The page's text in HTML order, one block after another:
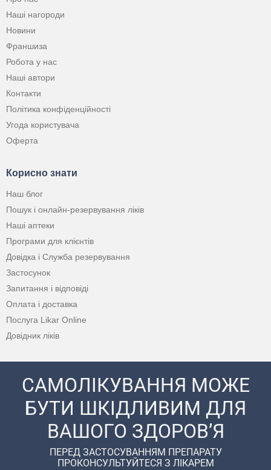
Наші нагороди
Новини
Франшиза
Робота у нас
Наші автори
Контакти
Політика конфіденційності
Угода користувача
Оферта
Корисно знати
Наш блог
Пошук і онлайн-резервування ліків
Наші аптеки
Програми для клієнтів
Довідка і Служба резервування
Застосунок
Запитання і відповіді
Оплата і доставка
Послуга Likar Online
Довідник ліків
САМОЛІКУВАННЯ МОЖЕ
БУТИ ШКІДЛИВИМ ДЛЯ
ВАШОГО ЗДОРОВ’Я
ПЕРЕД ЗАСТОСУВАННЯМ ПРЕПАРАТУ
ПРОКОНСУЛЬТУЙТЕСЯ З ЛІКАРЕМ